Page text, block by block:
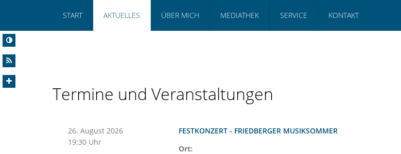
START AKTUELLES ÜBER MICH MEDIATHEK SERVICE KONTAKT
Termine und Veranstaltungen
26. August 2026
19:30 Uhr
FESTKONZERT - FRIEDBERGER MUSIKSOMMER
Ort: